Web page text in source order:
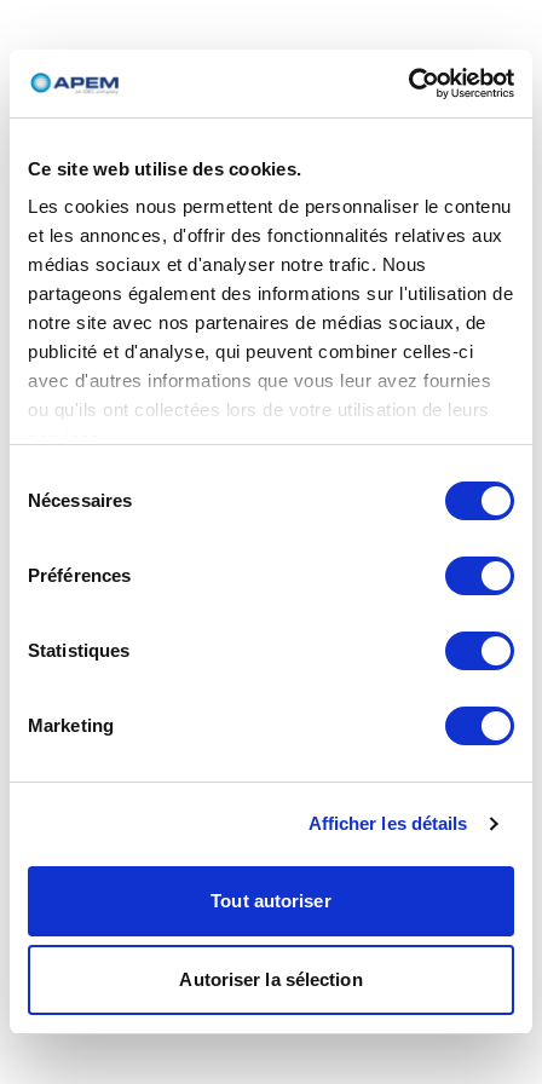
Ce site web utilise des cookies.
Les cookies nous permettent de personnaliser le contenu
et les annonces, d'offrir des fonctionnalités relatives aux
médias sociaux et d'analyser notre trafic. Nous
partageons également des informations sur l'utilisation de
notre site avec nos partenaires de médias sociaux, de
publicité et d'analyse, qui peuvent combiner celles-ci
avec d'autres informations que vous leur avez fournies
ou qu'ils ont collectées lors de votre utilisation de leurs
Nécessaires
Préférences
Statistiques
Marketing
Afficher les détails
Tout autoriser
Autoriser la sélection